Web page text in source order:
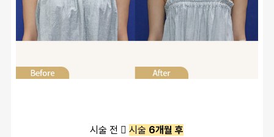
시술 전 시술 6개월 후